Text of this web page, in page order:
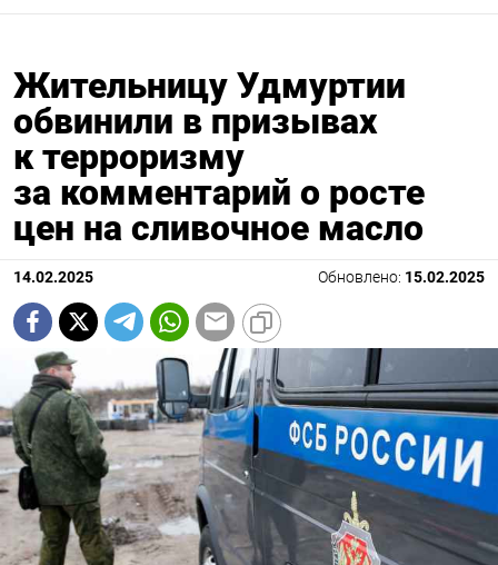
Жительницу Удмуртии
обвинили в призывах
к терроризму
за комментарий о росте
цен на сливочное масло
14.02.2025 Обновлено: 15.02.2025